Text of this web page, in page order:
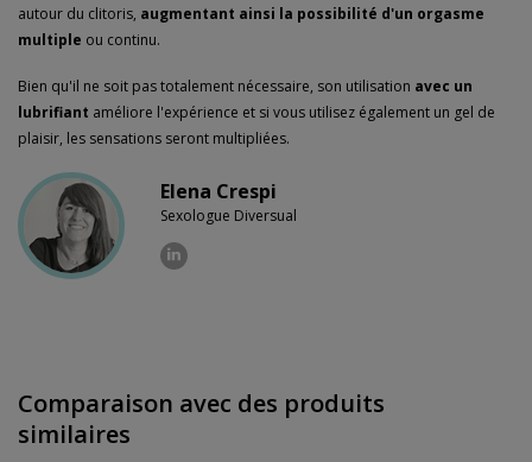
Envoi discret
Garanties 3 ans de garantie
autour du clitoris, augmentant ainsi la possibilité d'un orgasme
multiple ou continu.
Bien qu'il ne soit pas totalement nécessaire, son utilisation avec un
lubrifiant améliore l'expérience et si vous utilisez également un gel de
plaisir, les sensations seront multipliées.
Elena Crespi
Sexologue Diversual
Comparaison avec des produits
similaires